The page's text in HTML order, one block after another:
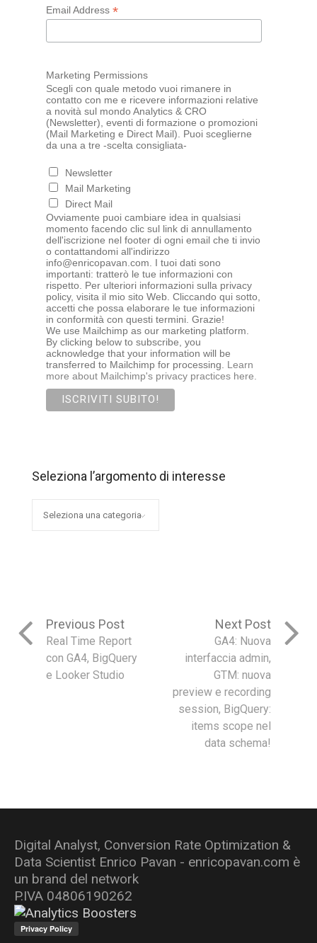
Email Address *
Marketing Permissions
Scegli con quale metodo vuoi rimanere in
contatto con me e ricevere informazioni relative
a novità sul mondo Analytics & CRO
(Newsletter), eventi di formazione o promozioni
(Mail Marketing e Direct Mail). Puoi sceglierne
da una a tre -scelta consigliata-
Newsletter
Mail Marketing
Direct Mail
Ovviamente puoi cambiare idea in qualsiasi
momento facendo clic sul link di annullamento
dell'iscrizione nel footer di ogni email che ti invio
o contattandomi all'indirizzo
info@enricopavan.com. I tuoi dati sono
importanti: tratterò le tue informazioni con
rispetto. Per ulteriori informazioni sulla privacy
policy, visita il mio sito Web. Cliccando qui sotto,
accetti che possa elaborare le tue informazioni
in conformità con questi termini. Grazie!
We use Mailchimp as our marketing platform.
By clicking below to subscribe, you
acknowledge that your information will be
transferred to Mailchimp for processing. Learn
more about Mailchimp's privacy practices here.
Seleziona l’argomento di interesse
Previous Post
Real Time Report
con GA4, BigQuery
e Looker Studio
Next Post
GA4: Nuova
interfaccia admin,
GTM: nuova
preview e recording
session, BigQuery:
items scope nel
data schema!
Digital Analyst, Conversion Rate Optimization &
Data Scientist Enrico Pavan - enricopavan.com è
un brand del network
P.IVA 04806190262